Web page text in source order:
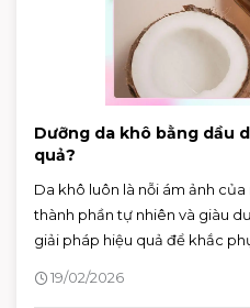
Dưỡng da khô bằng dầu
quả?
Da khô luôn là nỗi ám ảnh
thành phần tự nhiên và giàu
giải pháp hiệu quả để khắc
quả?
19/02/2026